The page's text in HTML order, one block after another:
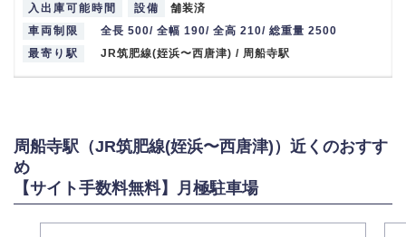
入出庫可能時間
設備
舗装済
車両制限
全長 500/ 全幅 190/ 全高 210/ 総重量 2500
最寄り駅
JR筑肥線(姪浜〜西唐津) / 周船寺駅
周船寺駅（JR筑肥線(姪浜〜西唐津)）近くのおすす
め
【サイト手数料無料】月極駐車場